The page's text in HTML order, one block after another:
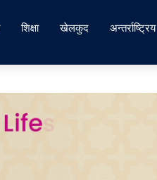
शिक्षा खेलकुद अन्तर्राष्ट्रिय